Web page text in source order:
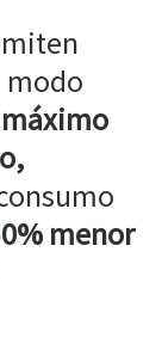
modo
máximo
menor